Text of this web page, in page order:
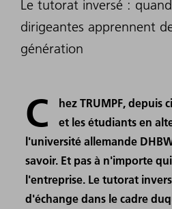
Le tutorat inversé :
dirigeantes apprennent
génération
C
hez TRUMPF, depuis
et les étudiants en
l'université allemande
savoir. Et pas à n'importe
l'entreprise. Le tutorat
d'échange dans le cadre